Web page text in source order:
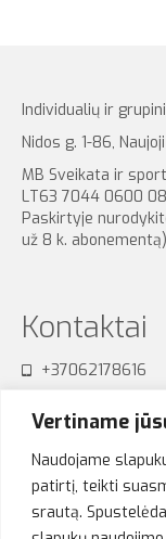
Vertiname
Naudojame
patirtį, teikti
srautą.
Individualių ir
Nidos g. 1-86,
MB Sveikata ir
LT63 7044 0600
Paskirtyje
už 8 k. abonementą)
Kontaktai
+37062178616
Akimirkos